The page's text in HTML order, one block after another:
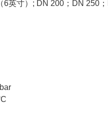
（6英寸） ; DN 200 ； DN 250 ；